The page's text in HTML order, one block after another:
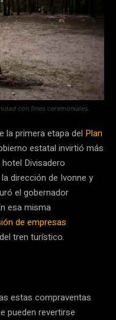
con fines ceremoniales.
la primera etapa del Plan
estatal invirtió más
Divisadero
dirección de Ivonne y
el gobernador
esa misma
de empresas
tren turístico.
estas compraventas
pueden revertirse